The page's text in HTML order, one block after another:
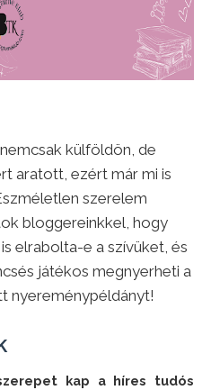
külföldön, de
aratott, ezért már mi is
szerelem
bloggereinkkel, hogy
elrabolta-e a szívüket, és
játékos megnyerheti a
nyereménypéldányt!
kap a híres tudós